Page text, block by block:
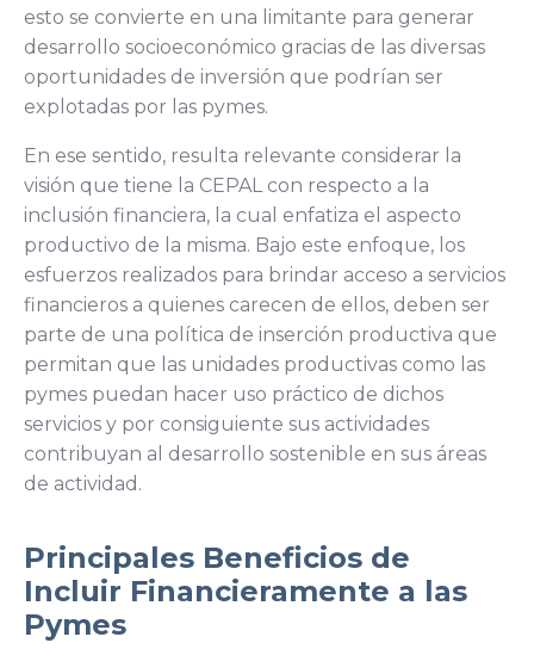
esto se convierte en una limitante para generar
desarrollo socioeconómico gracias de las diversas
oportunidades de inversión que podrían ser
explotadas por las pymes.
En ese sentido, resulta relevante considerar la
visión que tiene la CEPAL con respecto a la
inclusión financiera, la cual enfatiza el aspecto
productivo de la misma. Bajo este enfoque, los
esfuerzos realizados para brindar acceso a servicios
financieros a quienes carecen de ellos, deben ser
parte de una política de inserción productiva que
permitan que las unidades productivas como las
pymes puedan hacer uso práctico de dichos
servicios y por consiguiente sus actividades
contribuyan al desarrollo sostenible en sus áreas
de actividad.
Principales Beneficios de
Incluir Financieramente a las
Pymes